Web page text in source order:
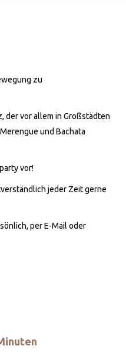
zu
der vor allem in Großstädten
und Bachata
vor!
jeder Zeit gerne
per E-Mail oder